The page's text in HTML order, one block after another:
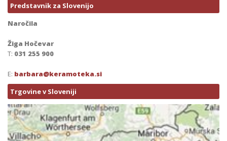
Predstavnik za Slovenijo
Naročila
Žiga Hočevar
T: 031 255 900
E: barbara@keramoteka.si
Trgovine v Sloveniji